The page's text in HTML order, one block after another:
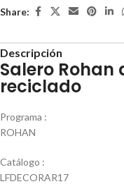
Share:
Descripción
Salero Rohan
reciclado
Programa :
ROHAN
Catálogo :
LFDECORAR17